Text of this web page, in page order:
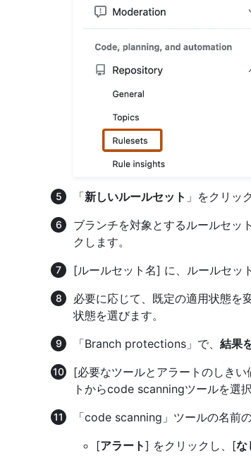
「新しいルールセット 」をクリッ
ブランチを対象とするルールセッ
クします。
[ルールセット名] に、ルールセッ
必要に応じて、既定の適用状態を
状態を選びます。
「Branch protections」で、 結果
[必要なツールとアラートのしき
トからcode scanningツールを選
「code scanning」ツールの名前
[アラート] をクリックし、[な